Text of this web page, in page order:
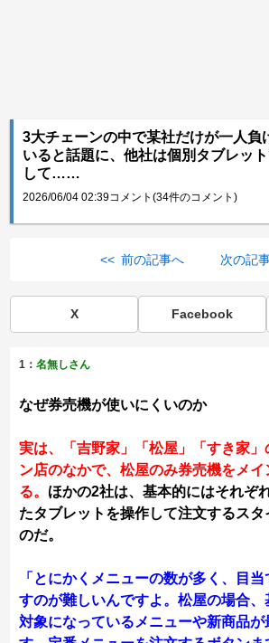
3大チェーンの中で某社だけが一人負
いると話題に、他社は個別タブレッ
して……
2026/06/04 02:39コメント(34件のコメント)
<< 前の記事へ 次の記
X Facebook
1：名無しさん
なぜ券売機が使いにくいのか
実は、「吉野家」「松屋」「すき家
ン店のなかで、松屋のみ券売機をメ
る。 ほかの2社は、基本的にはそれぞ
たタブレットを操作して注文するス
のだ。
「とにかくメニューの数が多く、目
すのが難しいんですよ。松屋の場合
対象になっているメニューや新商品が